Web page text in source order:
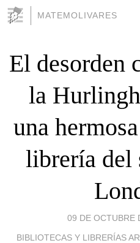
MATEMOLIVARES
El desorden
la
una
librería del
09 DE OCTUBRE
BIBLIOTECAS Y LIBRERÍAS